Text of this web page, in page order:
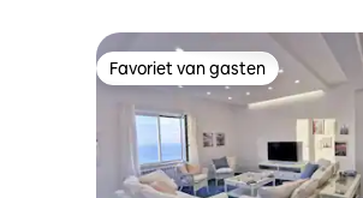
Favoriet van gasten
Favoriet van gasten